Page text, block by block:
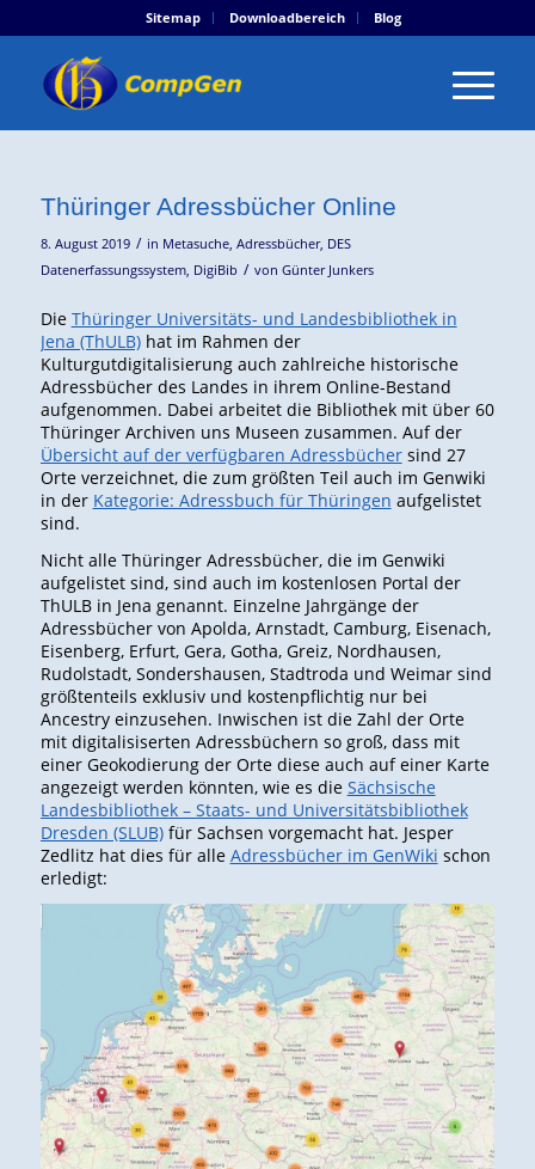
Sitemap Downloadbereich Blog
Thüringer Adressbücher Online
8. August 2019 / in Metasuche, Adressbücher, DES
Datenerfassungssystem, DigiBib / von Günter Junkers
Die Thüringer Universitäts- und Landesbibliothek in
Jena (ThULB)hat im Rahmen der
Kulturgutdigitalisierung auch zahlreiche historische
Adressbücher des Landes in ihrem Online-Bestand
aufgenommen. Dabei arbeitet die Bibliothek mit über 60
Thüringer Archiven uns Museen zusammen. Auf der
Übersicht auf der verfügbaren Adressbüchersind 27
Orte verzeichnet, die zum größten Teil auch im Genwiki
in der Kategorie: Adressbuch für Thüringen aufgelistet
sind.
Nicht alle Thüringer Adressbücher, die im Genwiki
aufgelistet sind, sind auch im kostenlosen Portal der
ThULB in Jena genannt. Einzelne Jahrgänge der
Adressbücher von Apolda, Arnstadt, Camburg, Eisenach,
Eisenberg, Erfurt, Gera, Gotha, Greiz, Nordhausen,
Rudolstadt, Sondershausen, Stadtroda und Weimar sind
größtenteils exklusiv und kostenpflichtig nur bei
Ancestry einzusehen. Inwischen ist die Zahl der Orte
mit digitalisiserten Adressbüchern so groß, dass mit
einer Geokodierung der Orte diese auch auf einer Karte
angezeigt werden könnten, wie es die Sächsische
Landesbibliothek – Staats- und Universitätsbibliothek
Dresden (SLUB)für Sachsen vorgemacht hat. Jesper
Zedlitz hat dies für alle Adressbücher im GenWiki schon
erledigt: